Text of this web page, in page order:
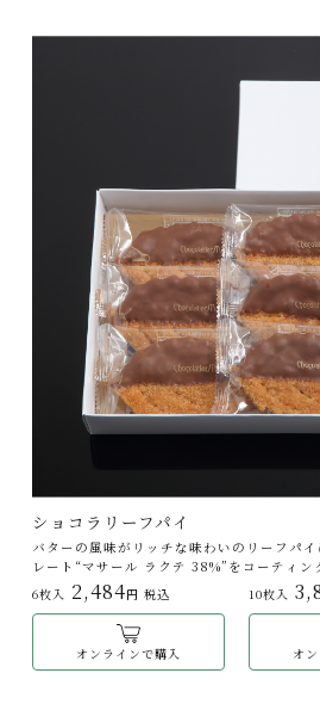
ショコラリーフパイ
バターの風味がリッチな味わいのリーフパ
レート“マサール ラクテ 38%”をコーティン
を詰めたセット。上質なショコラならでは
ます。
6枚入 2,484円 税込
オンラインで購入
10枚入
オ